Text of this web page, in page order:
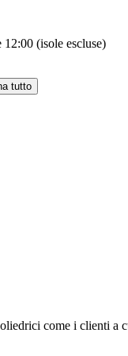
(isole escluse)
tutto
come i clienti